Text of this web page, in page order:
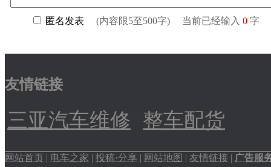
友情链接
三亚汽车维修 整车配货
网站首页 | 电车之家 | 投稿·分享 | 网站地图 | 友情链接 | 广告服